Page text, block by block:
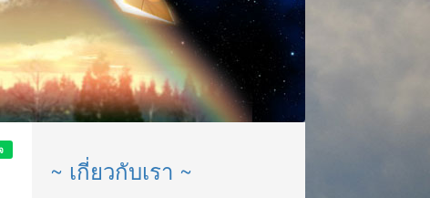
~ เกี่ยวกับเรา ~